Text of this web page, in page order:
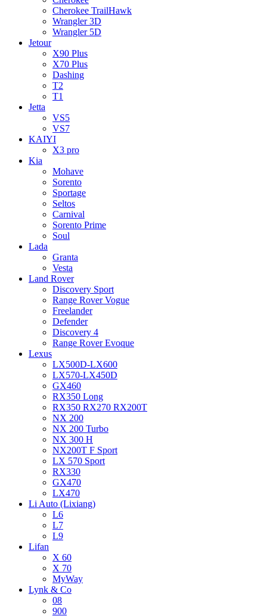
Cherokee TrailHawk
Wrangler 3D
Wrangler 5D
Jetour
X90 Plus
X70 Plus
Dashing
T2
T1
Jetta
VS5
VS7
KAIYI
X3 pro
Kia
Mohave
Sorento
Sportage
Seltos
Carnival
Sorento Prime
Soul
Lada
Granta
Vesta
Land Rover
Discovery Sport
Range Rover Vogue
Freelander
Defender
Discovery 4
Range Rover Evoque
Lexus
LX500D-LX600
LX570-LX450D
GX460
RX350 Long
RX350 RX270 RX200T
NX 200
NX 200 Turbo
NX 300 H
NX200T F Sport
LX 570 Sport
RX330
GX470
LX470
Li Auto (Lixiang)
L6
L7
L9
Lifan
X 60
X 70
MyWay
Lynk & Co
08
900